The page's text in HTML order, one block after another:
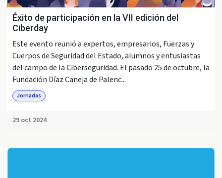
Éxito de participación en la VII edición del
Ciberday
Este evento reunió a expertos, empresarios, Fuerzas y
Cuerpos de Seguridad del Estado, alumnos y entusiastas
del campo de la Ciberseguridad. El pasado 25 de octubre, la
Fundación Díaz Caneja de Palenc...
Jornadas
29 oct 2024